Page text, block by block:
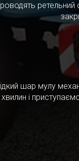
ретельний
шар мулу
і